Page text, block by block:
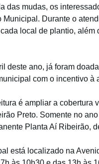
das mudas, os
Municipal. Durante o
local de plantio,
deste ano, já foram
com o incentivo à
é ampliar a
Preto. Somente no
Planta Aí Ribeirão,
está localizado na